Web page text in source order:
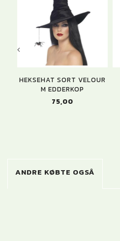
HEKSEHAT SORT VELOUR
M EDDERKOP
75,00
ANDRE KØBTE OGSÅ